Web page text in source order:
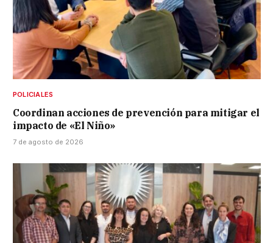
POLICIALES
Coordinan acciones de prevención para mitigar el
impacto de «El Niño»
7 de agosto de 2026